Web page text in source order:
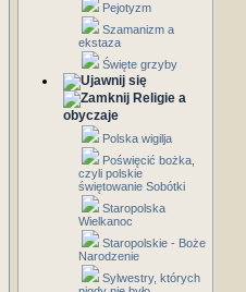
Pejotyzm
Szamanizm a
ekstaza
Święte grzyby
Religie a
obyczaje
Polska wigilja
Poświęcić bożka,
czyli polskie
świętowanie Sobótki
Staropolska
Wielkanoc
Staropolskie - Boże
Narodzenie
Sylwestry, których